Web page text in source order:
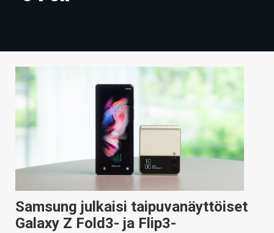
TECHBBS
TIETOA
HINTA.FI
KAUPPA
HAKU
Samsung julkaisi taipuvanäyttöiset
Galaxy Z Fold3- ja Flip3-